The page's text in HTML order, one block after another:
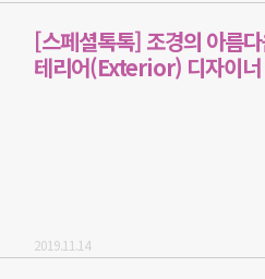
[스페셜톡톡] 조경의 아름
테리어(Exterior) 디자이너
2019.11.14